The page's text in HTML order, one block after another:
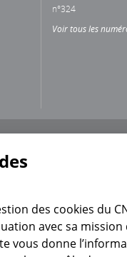
n°324
Voir tous les
CNRS Le Mag
des cookies du
avec sa
vous donne